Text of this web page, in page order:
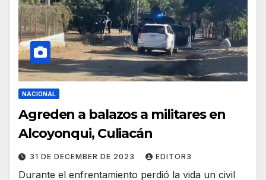
NACIONAL
Agreden a balazos a militares en
Alcoyonqui, Culiacán
31 DE DECEMBER DE 2023 EDITOR3
Durante el enfrentamiento perdió la vida un civil